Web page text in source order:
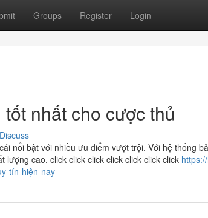
Groups Register Login
nhất cho cược thủ
Discuss
nổi bật với nhiều ưu điểm vượt trội. Với hệ thống
cao. click click click click click click click
tín-hiện-nay